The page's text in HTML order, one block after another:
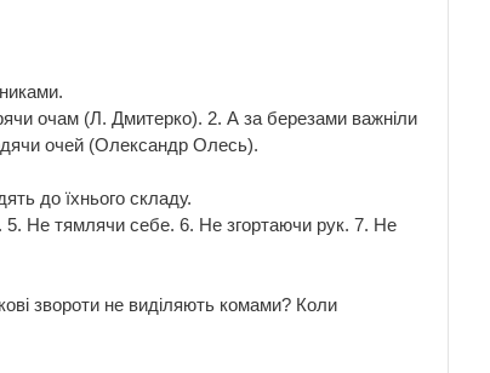
очам (Л. Дмитерко). 2. А за березами важніли
очей (Олександр Олесь).
до їхнього складу.
Не тямлячи себе. 6. Не згортаючи рук. 7. Не
звороти не виділяють комами? Коли